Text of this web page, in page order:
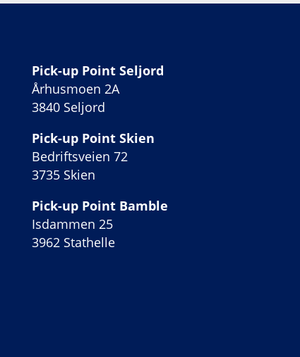
Pick-up Point Seljord
Århusmoen 2A
3840 Seljord
Pick-up Point Skien
Bedriftsveien 72
3735 Skien
Pick-up Point Bamble
Isdammen 25
3962 Stathelle